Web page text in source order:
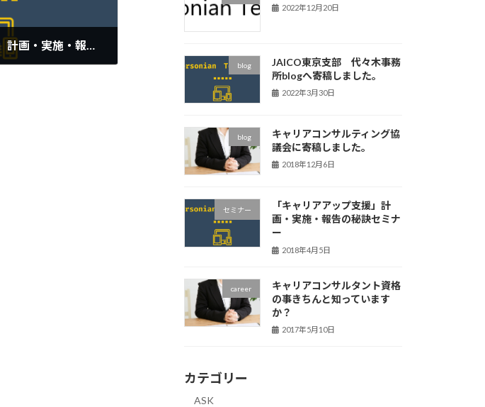
「キャリアアップ支援」計画・実施・報告の秘訣セミナー
2022年12月20日
blog
JAICO東京支部 代々木事務
所blogへ寄稿しました。
2022年3月30日
blog
キャリアコンサルティング協
議会に寄稿しました。
2018年12月6日
セミナー
「キャリアアップ支援」計
画・実施・報告の秘訣セミナ
ー
2018年4月5日
career
キャリアコンサルタント資格
の事きちんと知っています
か？
2017年5月10日
カテゴリー
ASK